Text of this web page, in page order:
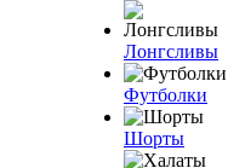
Лонгсливы
Футболки
Шорты